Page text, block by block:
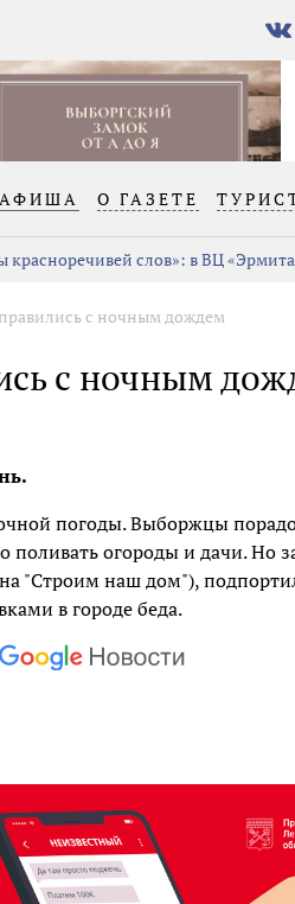
В
АФИША О ГАЗЕТЕ
красноречивей слов»: в ВЦ
с ночным дождем
с ночным
погоды. Выборжцы
поливать огороды и дачи. Но
"Строим наш дом"),
в городе беда.